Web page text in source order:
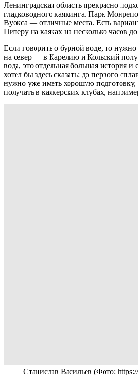
Ленинградская область прекрасно
гладководного каякинга. Парк
Вуокса — отличные места. Есть
Питеру на каяках на несколько часов
Если говорить о бурной воде, то
на север — в Карелию и Кольский
вода, это отдельная большая история и
хотел бы здесь сказать: до первого
нужно уже иметь хорошую
получать в каякерских клубах,
Станислав Васильев (Фото: